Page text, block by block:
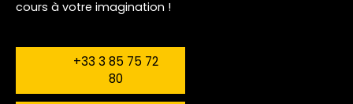
cours à votre imagination !
+33 3 85 75 72
80